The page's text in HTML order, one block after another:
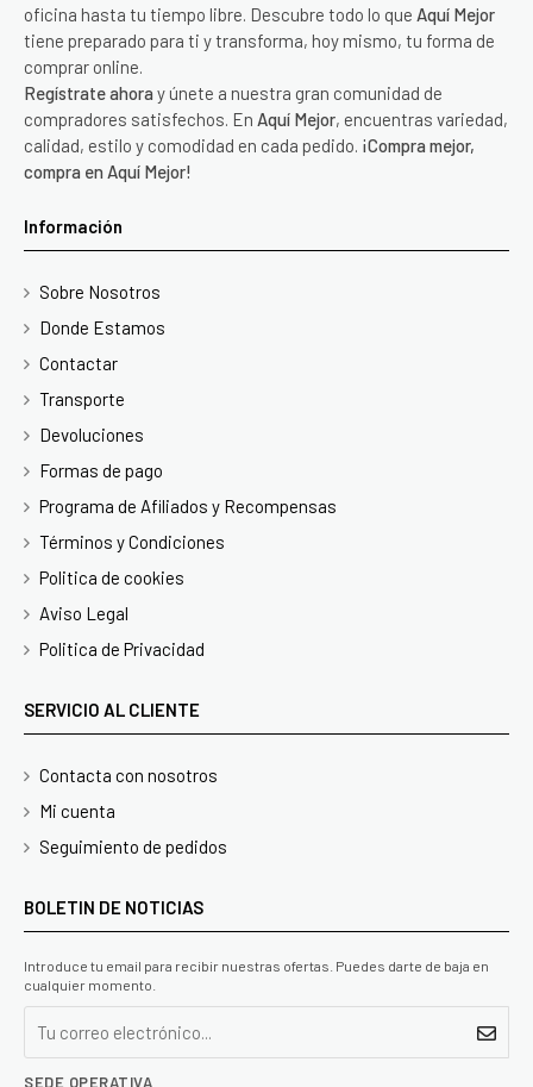
oficina hasta tu tiempo libre. Descubre todo lo que Aquí Mejor
tiene preparado para ti y transforma, hoy mismo, tu forma de
comprar online.
Regístrate ahora y únete a nuestra gran comunidad de
compradores satisfechos. En Aquí Mejor, encuentras variedad,
calidad, estilo y comodidad en cada pedido. ¡Compra mejor,
compra en Aquí Mejor!
Información
Sobre Nosotros
Donde Estamos
Contactar
Transporte
Devoluciones
Formas de pago
Programa de Afiliados y Recompensas
Términos y Condiciones
Politica de cookies
Aviso Legal
Politica de Privacidad
SERVICIO AL CLIENTE
Contacta con nosotros
Mi cuenta
Seguimiento de pedidos
BOLETIN DE NOTICIAS
Introduce tu email para recibir nuestras ofertas. Puedes darte de baja en
cualquier momento.
SEDE OPERATIVA